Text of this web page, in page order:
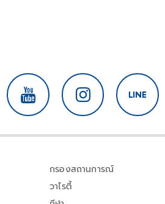
กรองสถานการณ์
วาไรตี้